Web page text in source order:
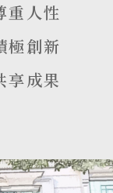
重人性
極創新
享成果